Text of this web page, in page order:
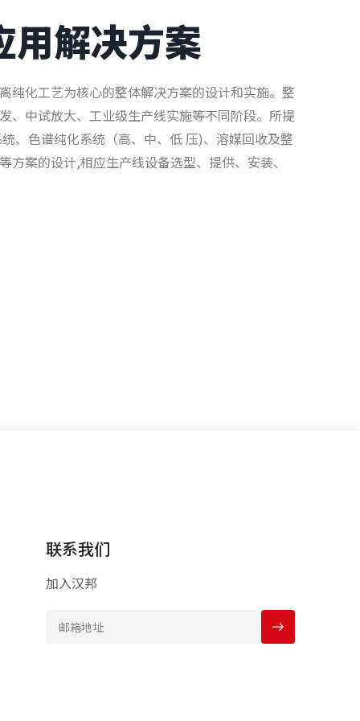
用解决方案
纯化工艺为核心的整体解决方案的设计和实施。整
、中试放大、工业级生产线实施等不同阶段。所提
、色谱纯化系统（高、中、低 压)、溶媒回收及整
方案的设计,相应生产线设备选型、提供、安装、
联系我们
加入汉邦